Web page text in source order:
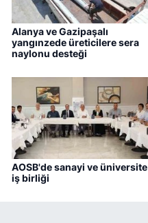
Alanya ve Gazipaşalı
yangınzede üreticilere sera
naylonu desteği
AOSB'de sanayi ve üniversite
iş birliği